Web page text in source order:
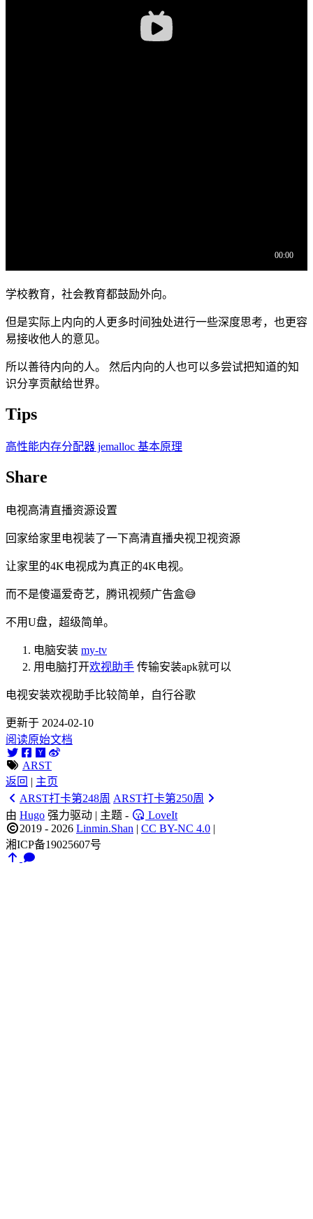
学校教育，社会教育都鼓励外向。
但是实际上内向的人更多时间独处进行一些深度思考，也更容
易接收他人的意见。
所以善待内向的人。 然后内向的人也可以多尝试把知道的知
识分享贡献给世界。
Tips
高性能内存分配器 jemalloc 基本原理
Share
电视高清直播资源设置
回家给家里电视装了一下高清直播央视卫视资源
让家里的4K电视成为真正的4K电视。
而不是傻逼爱奇艺，腾讯视频广告盒😅
不用U盘，超级简单。
电脑安装 my-tv
用电脑打开欢视助手 传输安装apk就可以
电视安装欢视助手比较简单，自行谷歌
更新于 2024-02-10
阅读原始文档
ARST
返回 | 主页
ARST打卡第248周 ARST打卡第250周
由 Hugo 强力驱动 | 主题 -
LoveIt
2019 - 2026 Linmin.Shan | CC BY-NC 4.0 |
湘ICP备19025607号